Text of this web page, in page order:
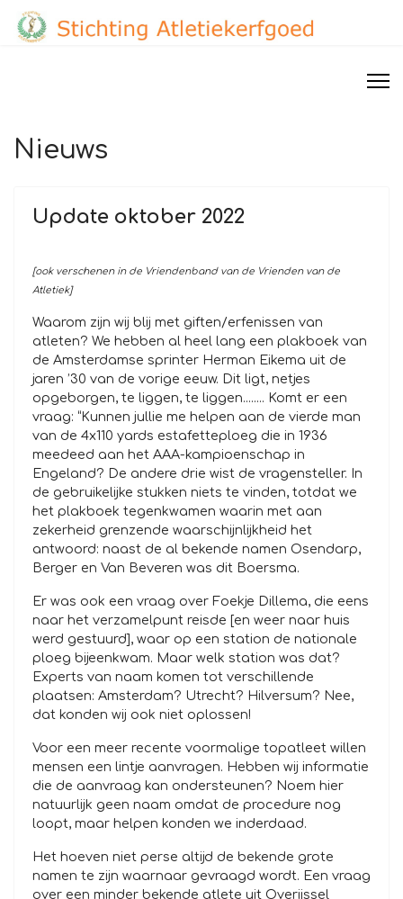
Nieuws
Update oktober 2022
[ook verschenen in de Vriendenband van de Vrienden van de
Atletiek]
Waarom zijn wij blij met giften/erfenissen van
atleten? We hebben al heel lang een plakboek van
de Amsterdamse sprinter Herman Eikema uit de
jaren ’30 van de vorige eeuw. Dit ligt, netjes
opgeborgen, te liggen, te liggen........ Komt er een
vraag: “Kunnen jullie me helpen aan de vierde man
van de 4x110 yards estafetteploeg die in 1936
meedeed aan het AAA-kampioenschap in
Engeland? De andere drie wist de vragensteller. In
de gebruikelijke stukken niets te vinden, totdat we
het plakboek tegenkwamen waarin met aan
zekerheid grenzende waarschijnlijkheid het
antwoord: naast de al bekende namen Osendarp,
Berger en Van Beveren was dit Boersma.
Er was ook een vraag over Foekje Dillema, die eens
naar het verzamelpunt reisde [en weer naar huis
werd gestuurd], waar op een station de nationale
ploeg bijeenkwam. Maar welk station was dat?
Experts van naam komen tot verschillende
plaatsen: Amsterdam? Utrecht? Hilversum? Nee,
dat konden wij ook niet oplossen!
Voor een meer recente voormalige topatleet willen
mensen een lintje aanvragen. Hebben wij informatie
die de aanvraag kan ondersteunen? Noem hier
natuurlijk geen naam omdat de procedure nog
loopt, maar helpen konden we inderdaad.
Het hoeven niet perse altijd de bekende grote
namen te zijn waarnaar gevraagd wordt. Een vraag
over een minder bekende atlete uit Overijssel